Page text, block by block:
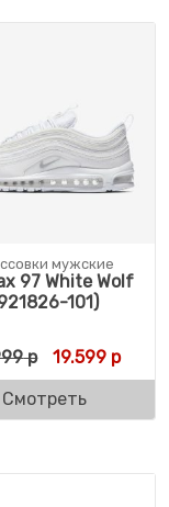
18.990
р.
мужские
97 White Wolf
101)
р 19.599 р
Смотреть